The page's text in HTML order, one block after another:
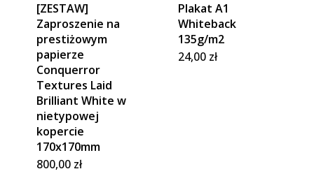
[ZESTAW]
Zaproszenie na
prestiżowym
papierze
Conquerror
Textures Laid
Brilliant White w
nietypowej
kopercie
170x170mm
800,00 zł
Plakat A1
Whiteback
135g/m2
24,00 zł